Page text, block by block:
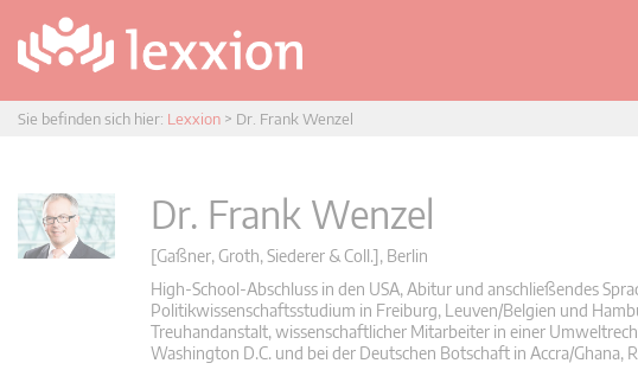
Sie befinden sich hier: Lexxion > Dr. Frank Wenzel
Dr. Frank Wenzel
[Gaßner, Groth, Siederer & Coll.], Berlin
High-School-Abschluss in den USA, Abitur und anschließendes
Politikwissenschaftsstudium in Freiburg, Leuven/Belgien und
Treuhandanstalt, wissenschaftlicher Mitarbeiter in einer
Washington D.C. und bei der Deutschen Botschaft in Accra/